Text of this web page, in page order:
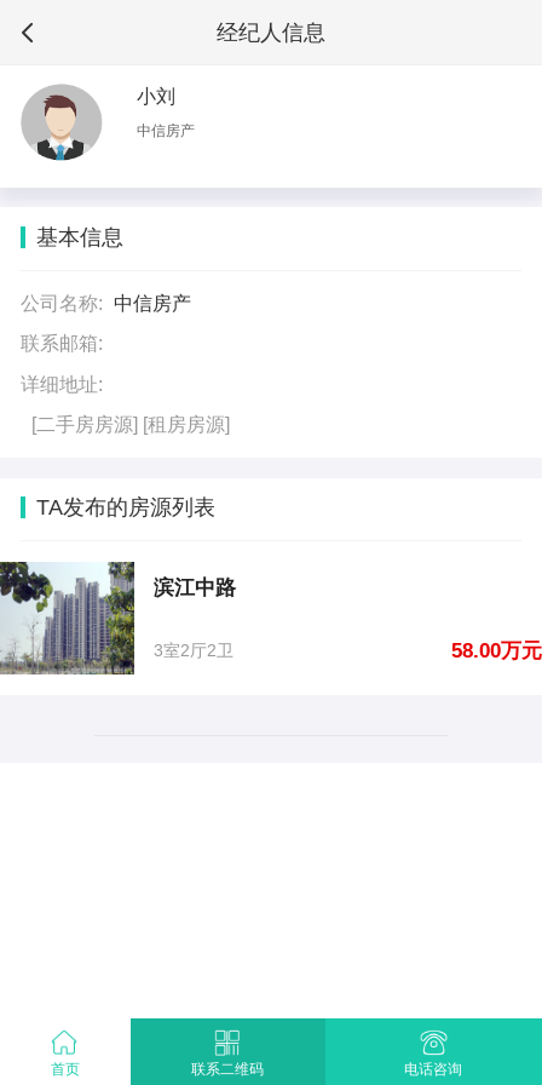
经纪人信息
首页 联系二维码 电话咨询
小刘
中信房产
基本信息
公司名称:
中信房产
联系邮箱:
详细地址:
[二手房房源] [租房房源]
TA发布的房源列表
滨江中路
3室2厅2卫 58.00万元